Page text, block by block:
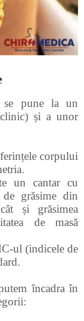
se pune la un
și a unor
corpului
un cantar cu
de grăsime din
și grăsimea
de masă
ul (indicele de
încadra în